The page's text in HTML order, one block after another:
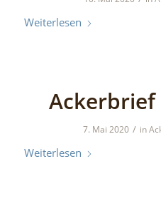
Weiterlesen
Ackerbrief
7. Mai 2020 / in
Weiterlesen